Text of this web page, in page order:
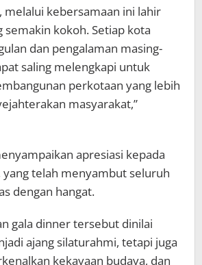
melalui kebersamaan ini lahir
semakin kokoh. Setiap kota
dan pengalaman masing-
saling melengkapi untuk
perkotaan yang lebih
masyarakat,”
apresiasi kepada
yang telah menyambut seluruh
dengan hangat.
gala dinner tersebut dinilai
ajang silaturahmi, tetapi juga
kekayaan budaya, dan